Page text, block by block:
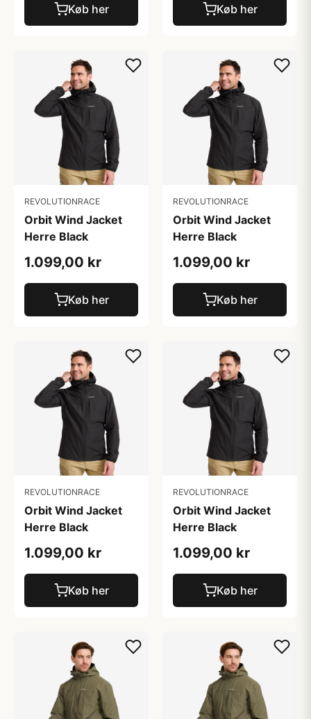
Køb her Køb her
REVOLUTIONRACE
Orbit Wind Jacket
Herre Black
1.099,00 kr
Køb her
REVOLUTIONRACE
Orbit Wind Jacket
Herre Black
1.099,00 kr
Køb her
REVOLUTIONRACE
Orbit Wind Jacket
Herre Black
1.099,00 kr
Køb her
REVOLUTIONRACE
Orbit Wind Jacket
Herre Black
1.099,00 kr
Køb her